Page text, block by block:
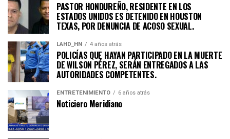
PASTOR HONDUREÑO, RESIDENTE EN LOS
ESTADOS UNIDOS ES DETENIDO EN HOUSTON
TEXAS, POR DENUNCIA DE ACOSO SEXUAL.
LAHD_HN 4 años atrás
POLICÍAS QUE HAYAN PARTICIPADO EN LA MUERTE
DE WILSON PÉREZ, SERÁN ENTREGADOS A LAS
AUTORIDADES COMPETENTES.
ENTRETENIMIENTO 6 años atrás
Noticiero Meridiano